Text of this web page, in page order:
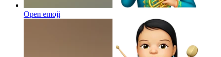
Open emoji